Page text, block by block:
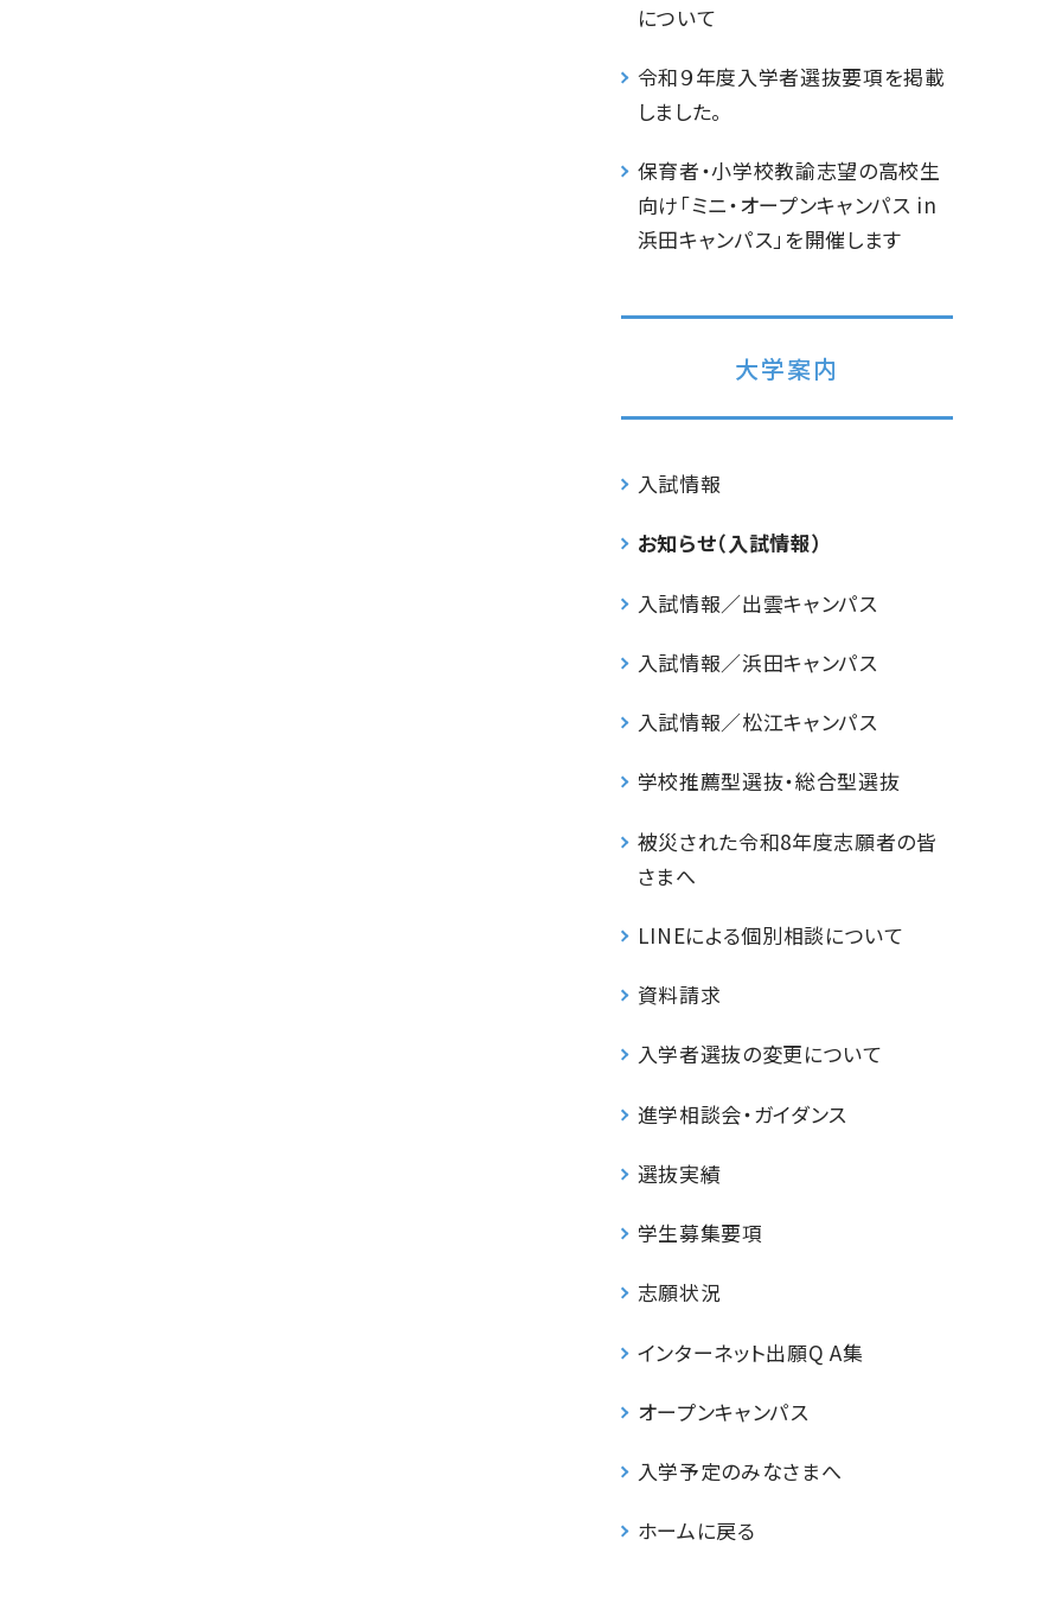
について
令和９年度入学者選抜要項を掲載
しました。
保育者・小学校教諭志望の高校生
向け「ミニ・オープンキャンパス in
浜田キャンパス」を開催します
大学案内
入試情報
お知らせ（入試情報）
入試情報／出雲キャンパス
入試情報／浜田キャンパス
入試情報／松江キャンパス
学校推薦型選抜・総合型選抜
被災された令和8年度志願者の皆
さまへ
LINEによる個別相談について
資料請求
入学者選抜の変更について
進学相談会・ガイダンス
選抜実績
学生募集要項
志願状況
インターネット出願Q A集
オープンキャンパス
入学予定のみなさまへ
ホームに戻る